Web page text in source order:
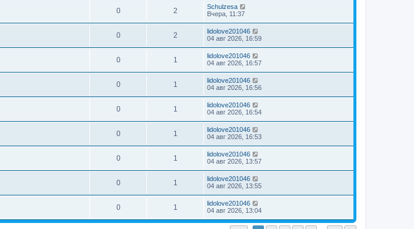
0 2
Schulzesa
Вчера, 11:37
0 2
lidolove201046
04 авг 2026, 16:59
0 1
lidolove201046
04 авг 2026, 16:57
0 1
lidolove201046
04 авг 2026, 16:56
0 1
lidolove201046
04 авг 2026, 16:54
0 1
lidolove201046
04 авг 2026, 16:53
0 1
lidolove201046
04 авг 2026, 13:57
0 1
lidolove201046
04 авг 2026, 13:55
0 1
lidolove201046
04 авг 2026, 13:04